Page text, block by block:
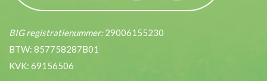
BIG registratienummer:29006155230
BTW: 857758287B01
KVK: 69156506